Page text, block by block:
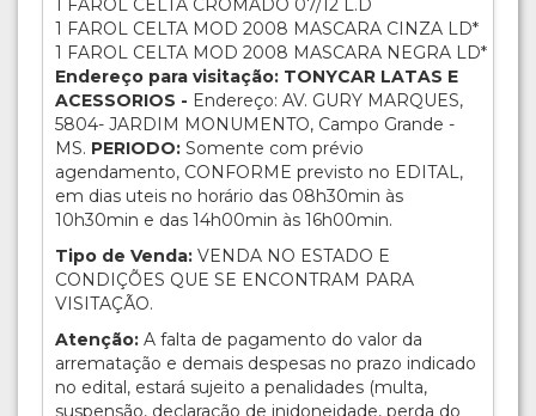
1 FAROL CELTA CROMADO 07/12 L.D
1 FAROL CELTA MOD 2008 MASCARA CINZA LD*
1 FAROL CELTA MOD 2008 MASCARA NEGRA LD*
Endereço para visitação: TONYCAR LATAS E
ACESSORIOS - Endereço: AV. GURY MARQUES,
5804- JARDIM MONUMENTO, Campo Grande -
MS. PERIODO: Somente com prévio
agendamento, CONFORME previsto no EDITAL,
em dias uteis no horário das 08h30min às
10h30min e das 14h00min às 16h00min.
Tipo de Venda: VENDA NO ESTADO E
CONDIÇÕES QUE SE ENCONTRAM PARA
VISITAÇÃO.
Atenção: A falta de pagamento do valor da
arrematação e demais despesas no prazo indicado
no edital, estará sujeito a penalidades (multa,
suspensão, declaração de inidoneidade, perda do